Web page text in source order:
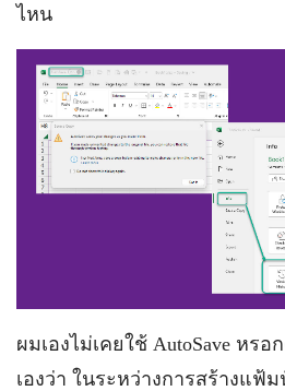
ไหน
ผมเองไม่เคยใช้ AutoSave หร
เองว่า ในระหว่างการสร้างแ